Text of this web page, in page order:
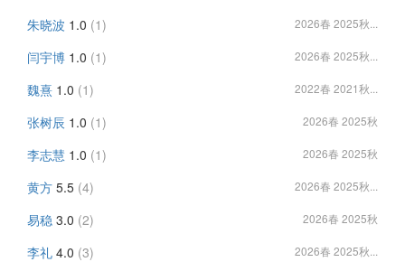
朱晓波 1.0 (1) 2026春 2025秋...
闫宇博 1.0 (1) 2026春 2025秋...
魏熹 1.0 (1) 2022春 2021秋...
张树辰 1.0 (1) 2026春 2025秋
李志慧 1.0 (1) 2026春 2025秋
黄方 5.5 (4) 2026春 2025秋...
易稳 3.0 (2) 2026春 2025秋
李礼 4.0 (3) 2026春 2025秋...